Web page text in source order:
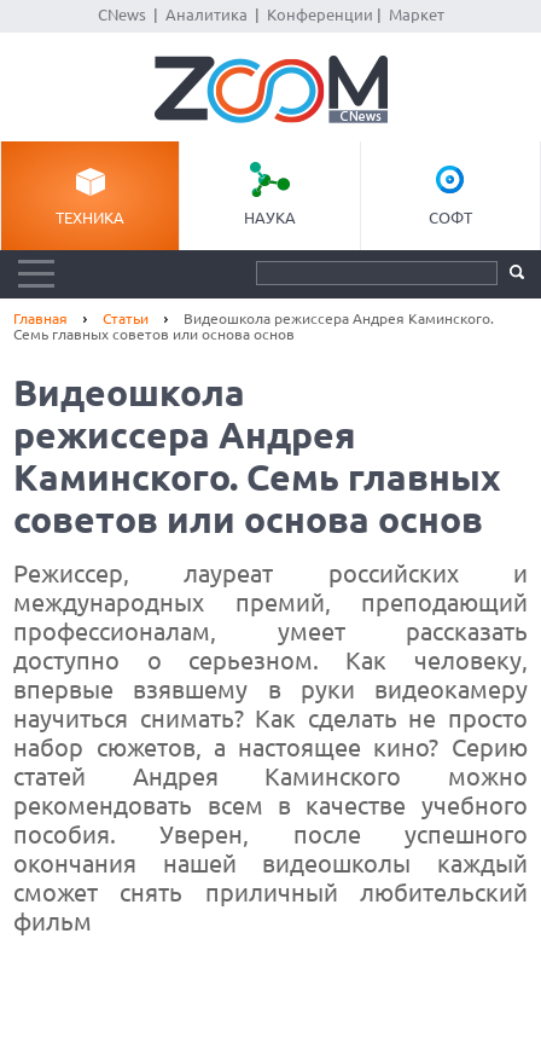
CNews| Аналитика Конференции Маркет
ТЕХНИКА НАУКА СОФТ
Главная Статьи
Видеошкола режиссера Андрея Каминского.
Семь главных советов или основа основ
Видеошкола
режиссера Андрея
Каминского. Семь главных
советов или основа основ
Режиссер, лауреат российских и
международных премий, преподающий
профессионалам, умеет рассказать
доступно о серьезном. Как человеку,
впервые взявшему в руки видеокамеру
научиться снимать? Как сделать не просто
набор сюжетов, а настоящее кино? Серию
статей Андрея Каминского можно
рекомендовать всем в качестве учебного
пособия. Уверен, после успешного
окончания нашей видеошколы каждый
сможет снять приличный любительский
фильм